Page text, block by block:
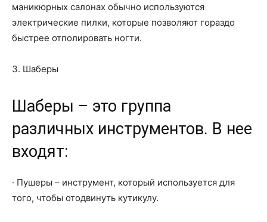
маникюрных салонах обычно используются
электрические пилки, которые позволяют гораздо
быстрее отполировать ногти.
3. Шаберы
Шаберы – это группа
различных инструментов. В нее
входят:
· Пушеры – инструмент, который используется для
того, чтобы отодвинуть кутикулу.